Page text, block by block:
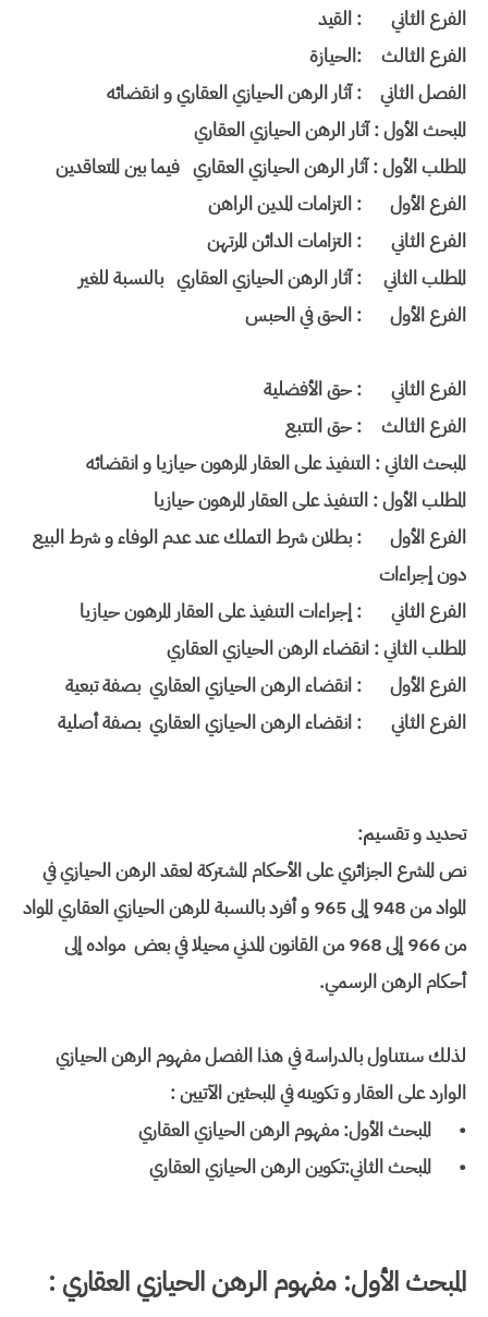
الفرع الثاني
: القيد
الفرع الثالث
:الحيازة
الفصل الثاني
: آثار الرهن الحيازي العقاري و انقضائه
المبحث الأول : آثار الرهن الحيازي العقاري
المطلب الأول : آثار الرهن الحيازي العقاري فيما بين المتعاقدين
الفرع الأول
: التزامات المدين الراهن
الفرع الثاني
: التزامات الدائن المرتهن
المطلب الثاني
: آثار الرهن الحيازي العقاري بالنسبة للغير
الفرع الأول
: الحق في الحبس
الفرع الثاني
: حق الأفضلية
الفرع الثالث
: حق التتبع
المبحث الثاني : التنفيذ على العقار المرهون حيازيا و انقضائه
المطلب الأول : التنفيذ على العقار المرهون حيازيا
الفرع الأول
: بطلان شرط التملك عند عدم الوفاء و شرط البيع
دون إجراءات
الفرع الثاني
: إجراءات التنفيذ على العقار المرهون حيازيا
المطلب الثاني : انقضاء الرهن الحيازي العقاري
الفرع الأول
: انقضاء الرهن الحيازي العقاري بصفة تبعية
الفرع الثاني
: انقضاء الرهن الحيازي العقاري بصفة أصلية
تحديد و تقسيم:
نص المشرع الجزائري على الأحكام المشتركة لعقد الرهن الحيازي في
المواد من 948 إلى 965 و أفرد بالنسبة للرهن الحيازي العقاري المواد
من 966 إلى 968 من القانون المدني محيلا في بعض مواده إلى
أحكام الرهن الرسمي.
لذلك سنتناول بالدراسة في هذا الفصل مفهوم الرهن الحيازي
الوارد على العقار و تكوينه في المبحثين الآتيين :
•
المبحث الأول: مفهوم الرهن الحيازي العقاري
•
المبحث الثاني:تكوين الرهن الحيازي العقاري
المبحث الأول: مفهوم الرهن الحيازي العقاري :